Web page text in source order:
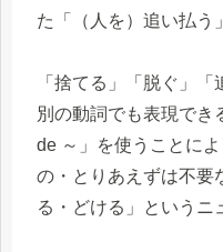
た「（人を）追い払う
「捨てる」「脱ぐ」
別の動詞でも表現でき
de ～」を使うことに
の・とりあえずは不要
る・どける」というニ